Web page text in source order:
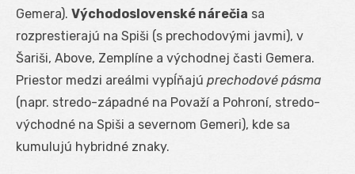
Gemera). Východoslovenské nárečia sa
rozprestierajú na Spiši (s prechodovými javmi), v
Šariši, Above, Zemplíne a východnej časti Gemera.
Priestor medzi areálmi vypĺňajú prechodové pásma
(napr. stredo-západné na Považí a Pohroní, stredo-
východné na Spiši a severnom Gemeri), kde sa
kumulujú hybridné znaky.